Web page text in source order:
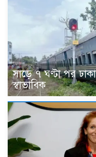
সাড়ে ৭ ঘণ্টা পর
স্বাভাবিক